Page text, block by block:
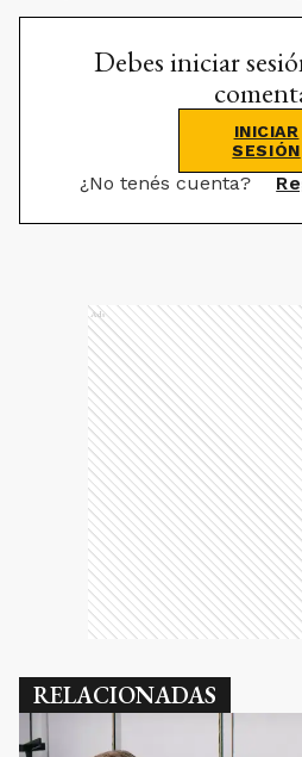
Debes iniciar
INICIAR
SESIÓN
¿No tenés cuenta?
Ads
RELACIONADAS